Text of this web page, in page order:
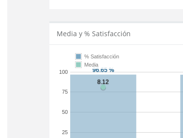
Media y % Satisfacción
25
50
75
100
% Satisfacción
Media